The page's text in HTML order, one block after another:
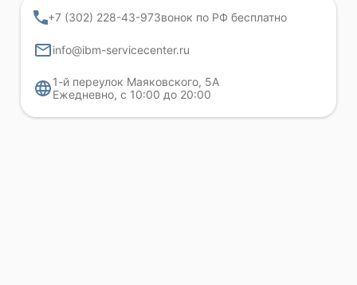
+7 (302) 228-43-97Звонок по РФ бесплатно
info@ibm-servicecenter.ru
1-й переулок Маяковского, 5А
Ежедневно, с 10:00 до 20:00